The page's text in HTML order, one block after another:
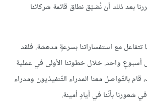
بعد ذلك أن نُضيّق نطاق قائمة شركائنا
تتفاعل مع استفساراتنا بسرعةٍ مدهشة. فلقد
أسبوعٍ واحد. خلال خطوتنا الأولى في عملية
قام بالتّواصل معنا المدراء التّنفيذيون ومدراء
شعورنا بأنّنا في أيادٍ أمينة.